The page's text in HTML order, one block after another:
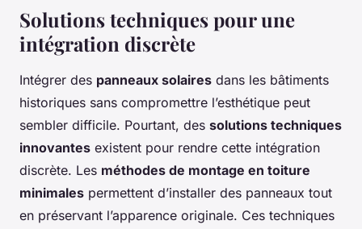
Solutions techniques pour une
intégration discrète
Intégrer des panneaux solaires dans les bâtiments
historiques sans compromettre l’esthétique peut
sembler difficile. Pourtant, des solutions techniques
innovantes existent pour rendre cette intégration
discrète. Les méthodes de montage en toiture
minimales permettent d’installer des panneaux tout
en préservant l’apparence originale. Ces techniques